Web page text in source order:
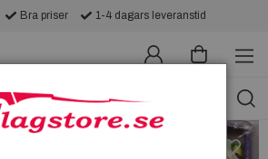
Bra priser 1-4 dagars leveranstid